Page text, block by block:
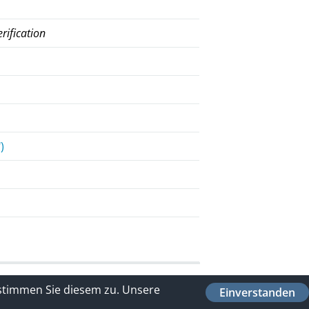
Einverstanden
Sie diesem zu. Unsere